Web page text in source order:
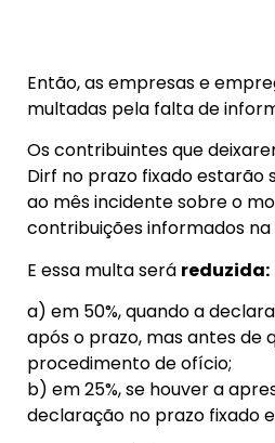
Então, as empresas e
multadas pela falta de
Os contribuintes que
Dirf no prazo fixado estarão
ao mês incidente sobre o
contribuições informados
E essa multa será reduzida:
a) em 50%, quando a
após o prazo, mas antes de
procedimento de ofício;
b) em 25%, se houver a
declaração no prazo fixado